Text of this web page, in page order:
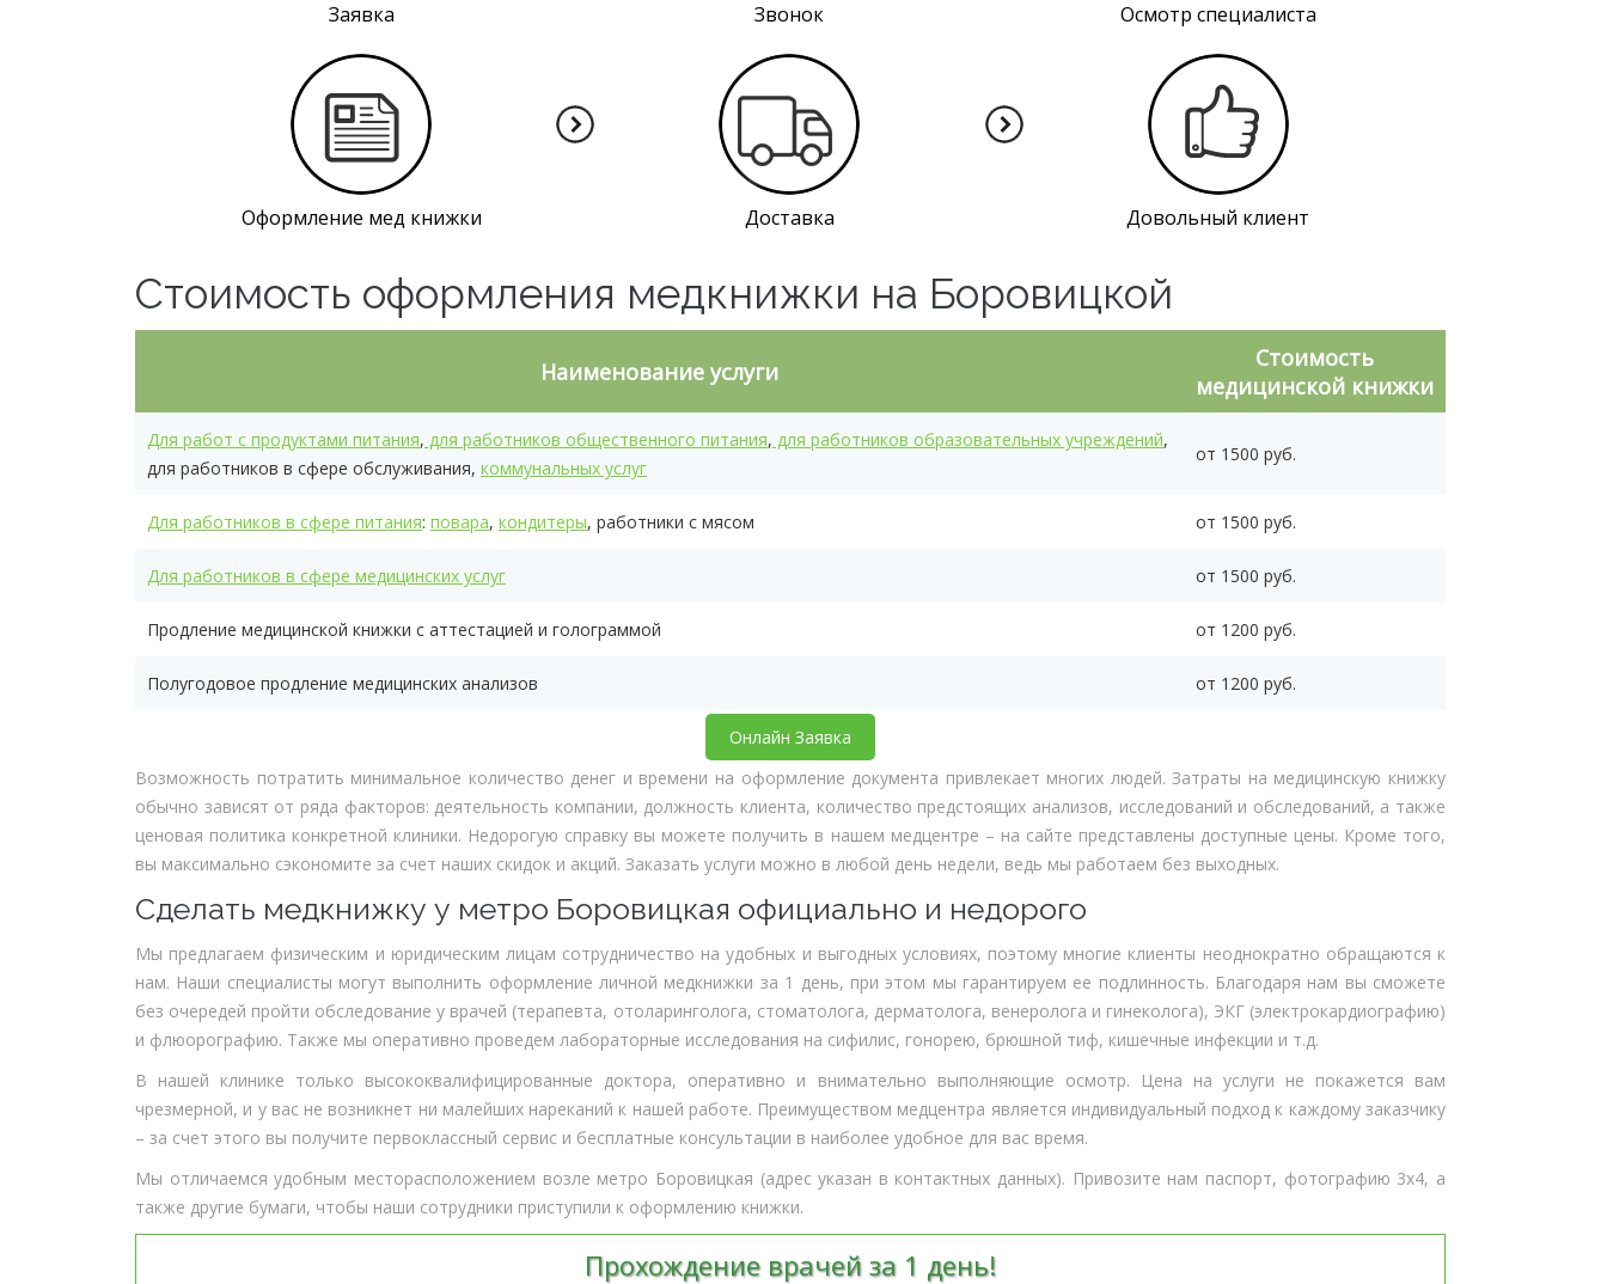
Заявка Звонок Осмотр специалиста
Оформление мед книжки Доставка Довольный клиент
Стоимость оформления медкнижки на Боровицкой
Наименование услуги
Стоимость
медицинской книжки
Для работ с продуктами питания, для работников общественного питания, для работников образовательных учреждений,
для работников в сфере обслуживания, коммунальных услуг
от 1500 руб.
Для работников в сфере питания: повара, кондитеры, работники с мясом от 1500 руб.
Для работников в сфере медицинских услуг от 1500 руб.
Продление медицинской книжки с аттестацией и голограммой от 1200 руб.
Полугодовое продление медицинских анализов от 1200 руб.
Онлайн Заявка
Возможность потратить минимальное количество денег и времени на оформление документа привлекает многих людей. Затраты на медицинскую книжку
обычно зависят от ряда факторов: деятельность компании, должность клиента, количество предстоящих анализов, исследований и обследований, а также
ценовая политика конкретной клиники. Недорогую справку вы можете получить в нашем медцентре – на сайте представлены доступные цены. Кроме того,
вы максимально сэкономите за счет наших скидок и акций. Заказать услуги можно в любой день недели, ведь мы работаем без выходных.
Сделать медкнижку у метро Боровицкая официально и недорого
Мы предлагаем физическим и юридическим лицам сотрудничество на удобных и выгодных условиях, поэтому многие клиенты неоднократно обращаются к
нам. Наши специалисты могут выполнить оформление личной медкнижки за 1 день, при этом мы гарантируем ее подлинность. Благодаря нам вы сможете
без очередей пройти обследование у врачей (терапевта, отоларинголога, стоматолога, дерматолога, венеролога и гинеколога), ЭКГ (электрокардиографию)
и флюорографию. Также мы оперативно проведем лабораторные исследования на сифилис, гонорею, брюшной тиф, кишечные инфекции и т.д.
В нашей клинике только высококвалифицированные доктора, оперативно и внимательно выполняющие осмотр. Цена на услуги не покажется вам
чрезмерной, и у вас не возникнет ни малейших нареканий к нашей работе. Преимуществом медцентра является индивидуальный подход к каждому заказчику
– за счет этого вы получите первоклассный сервис и бесплатные консультации в наиболее удобное для вас время.
Мы отличаемся удобным месторасположением возле метро Боровицкая (адрес указан в контактных данных). Привозите нам паспорт, фотографию 3х4, а
также другие бумаги, чтобы наши сотрудники приступили к оформлению книжки.
Прохождение врачей за 1 день!